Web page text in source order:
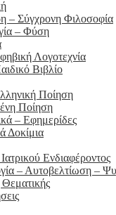
– Σύγχρονη Φιλοσοφία
– Φύση
Λογοτεχνία
Βιβλίο
Ποίηση
Ποίηση
– Εφημερίδες
Δοκίμια
Ενδιαφέροντος
– Αυτοβελτίωση –
Θεματικής